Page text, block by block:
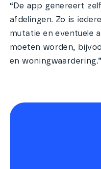
“De app genereert
afdelingen. Zo is
mutatie en eventuele
moeten worden,
en woningwaardering.”